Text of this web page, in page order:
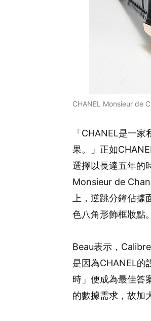
CHANEL Monsieur de
「CHANEL是一
果。」正如
選擇以長達五年的
Monsieur de
上，逆跳分鐘佔
色八角形飾框妝點。
Beau表示，
是因為CHANEL的
時」便成為最佳答
的數據需求，故加